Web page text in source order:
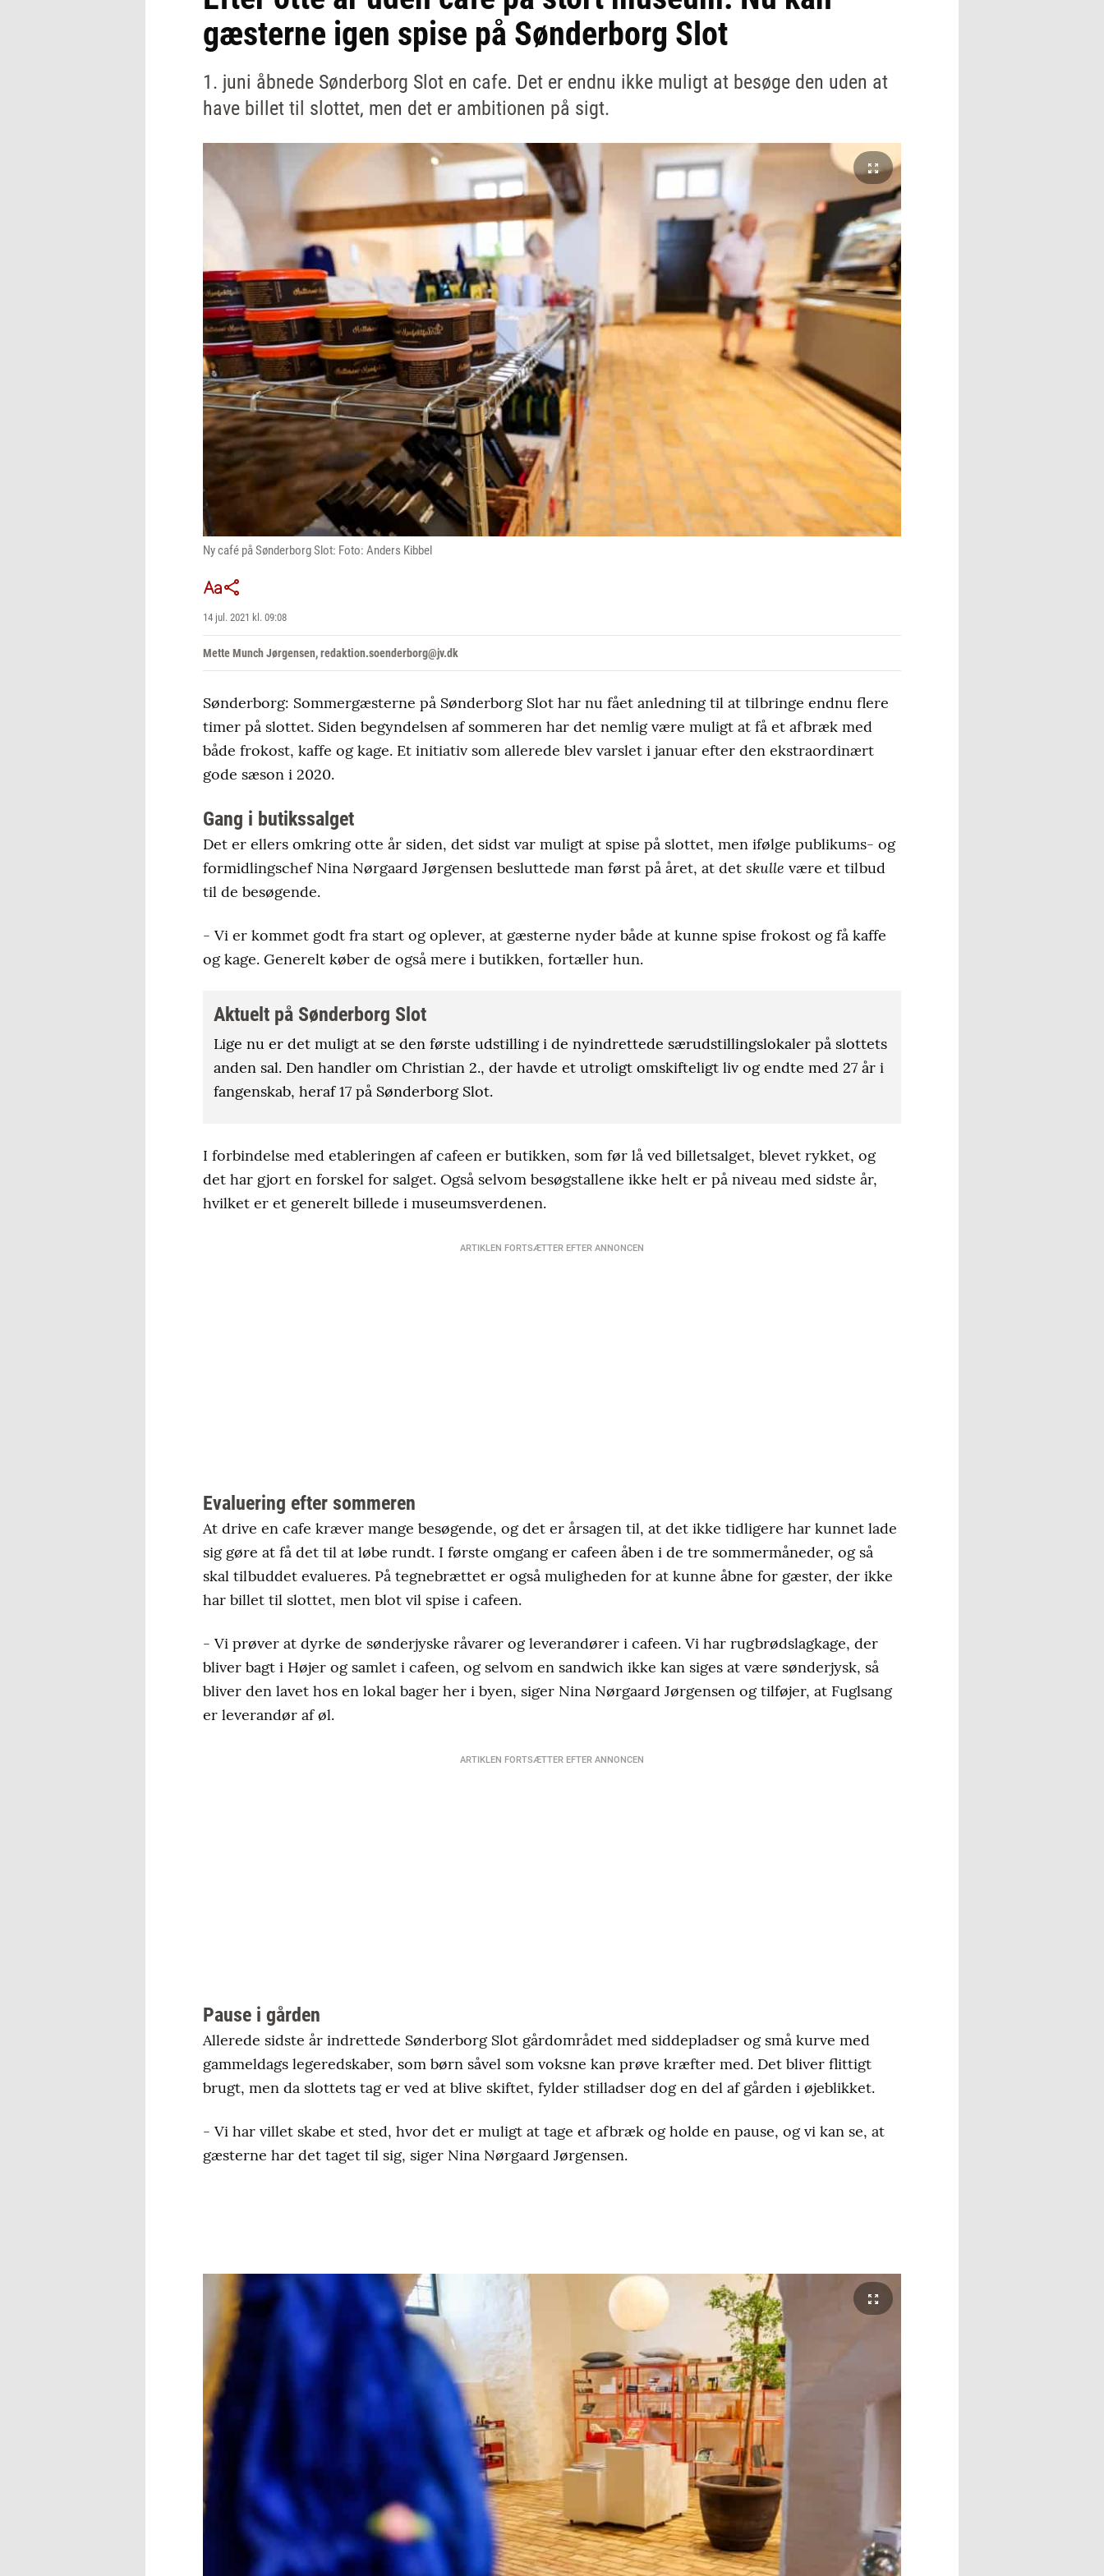
gæsterne igen spise på Sønderborg Slot
1. juni åbnede Sønderborg Slot en cafe. Det er endnu ikke muligt at besøge den uden at
have billet til slottet, men det er ambitionen på sigt.
Ny café på Sønderborg Slot: Foto: Anders Kibbel
14 jul. 2021 kl. 09:08
Mette Munch Jørgensen, redaktion.soenderborg@jv.dk
Sønderborg: Sommergæsterne på Sønderborg Slot har nu fået anledning til at tilbringe endnu flere
timer på slottet. Siden begyndelsen af sommeren har det nemlig være muligt at få et afbræk med
både frokost, kaffe og kage. Et initiativ som allerede blev varslet i januar efter den ekstraordinært
gode sæson i 2020.
Gang i butikssalget
Det er ellers omkring otte år siden, det sidst var muligt at spise på slottet, men ifølge publikums- og
formidlingschef Nina Nørgaard Jørgensen besluttede man først på året, at det skulle være et tilbud
til de besøgende.
- Vi er kommet godt fra start og oplever, at gæsterne nyder både at kunne spise frokost og få kaffe
og kage. Generelt køber de også mere i butikken, fortæller hun.
Aktuelt på Sønderborg Slot
Lige nu er det muligt at se den første udstilling i de nyindrettede særudstillingslokaler på slottets
anden sal. Den handler om Christian 2., der havde et utroligt omskifteligt liv og endte med 27 år i
fangenskab, heraf 17 på Sønderborg Slot.
I forbindelse med etableringen af cafeen er butikken, som før lå ved billetsalget, blevet rykket, og
det har gjort en forskel for salget. Også selvom besøgstallene ikke helt er på niveau med sidste år,
hvilket er et generelt billede i museumsverdenen.
ARTIKLEN FORTSÆTTER EFTER ANNONCEN
Evaluering efter sommeren
At drive en cafe kræver mange besøgende, og det er årsagen til, at det ikke tidligere har kunnet lade
sig gøre at få det til at løbe rundt. I første omgang er cafeen åben i de tre sommermåneder, og så
skal tilbuddet evalueres. På tegnebrættet er også muligheden for at kunne åbne for gæster, der ikke
har billet til slottet, men blot vil spise i cafeen.
- Vi prøver at dyrke de sønderjyske råvarer og leverandører i cafeen. Vi har rugbrødslagkage, der
bliver bagt i Højer og samlet i cafeen, og selvom en sandwich ikke kan siges at være sønderjysk, så
bliver den lavet hos en lokal bager her i byen, siger Nina Nørgaard Jørgensen og tilføjer, at Fuglsang
er leverandør af øl.
ARTIKLEN FORTSÆTTER EFTER ANNONCEN
Pause i gården
Allerede sidste år indrettede Sønderborg Slot gårdområdet med siddepladser og små kurve med
gammeldags legeredskaber, som børn såvel som voksne kan prøve kræfter med. Det bliver flittigt
brugt, men da slottets tag er ved at blive skiftet, fylder stilladser dog en del af gården i øjeblikket.
- Vi har villet skabe et sted, hvor det er muligt at tage et afbræk og holde en pause, og vi kan se, at
gæsterne har det taget til sig, siger Nina Nørgaard Jørgensen.